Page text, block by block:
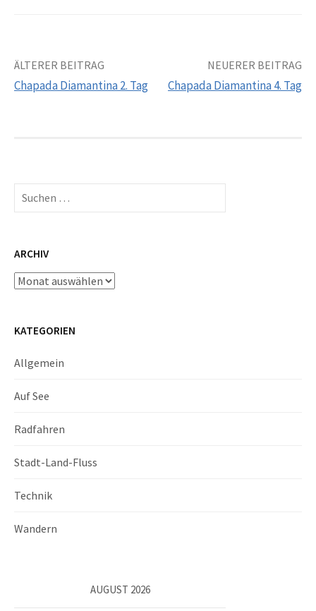
Beitrags-
ÄLTERER BEITRAG
Chapada Diamantina 2. Tag
NEUERER BEITRAG
Chapada Diamantina 4. Tag
Suchen
nach:
ARCHIV
Archiv
KATEGORIEN
Allgemein
Auf See
Radfahren
Stadt-Land-Fluss
Technik
Wandern
AUGUST 2026